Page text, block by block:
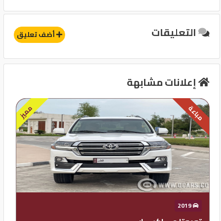
التعليقات أضف تعليق
إعلانات مشابهة
مميز مباعة
2019